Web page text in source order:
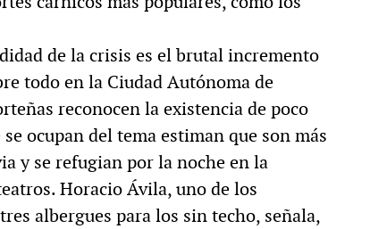
de la crisis es el brutal incremento
todo en la Ciudad Autónoma de
reconocen la existencia de poco
ocupan del tema estiman que son más
y se refugian por la noche en la
Horacio Ávila, uno de los
albergues para los sin techo, señala,